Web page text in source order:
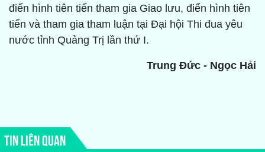
điển hình tiên tiến tham gia Giao lưu, điển hình tiên
tiến và tham gia tham luận tại Đại hội Thi đua yêu
nước tỉnh Quảng Trị lần thứ I.
Trung Đức - Ngọc Hải
TIN LIÊN QUAN